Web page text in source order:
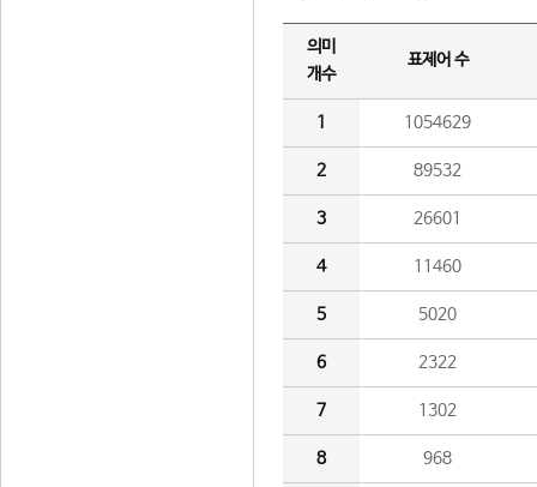
의미
개수
표제어 수
1 1054629
2 89532
3 26601
4 11460
5 5020
6 2322
7 1302
8 968